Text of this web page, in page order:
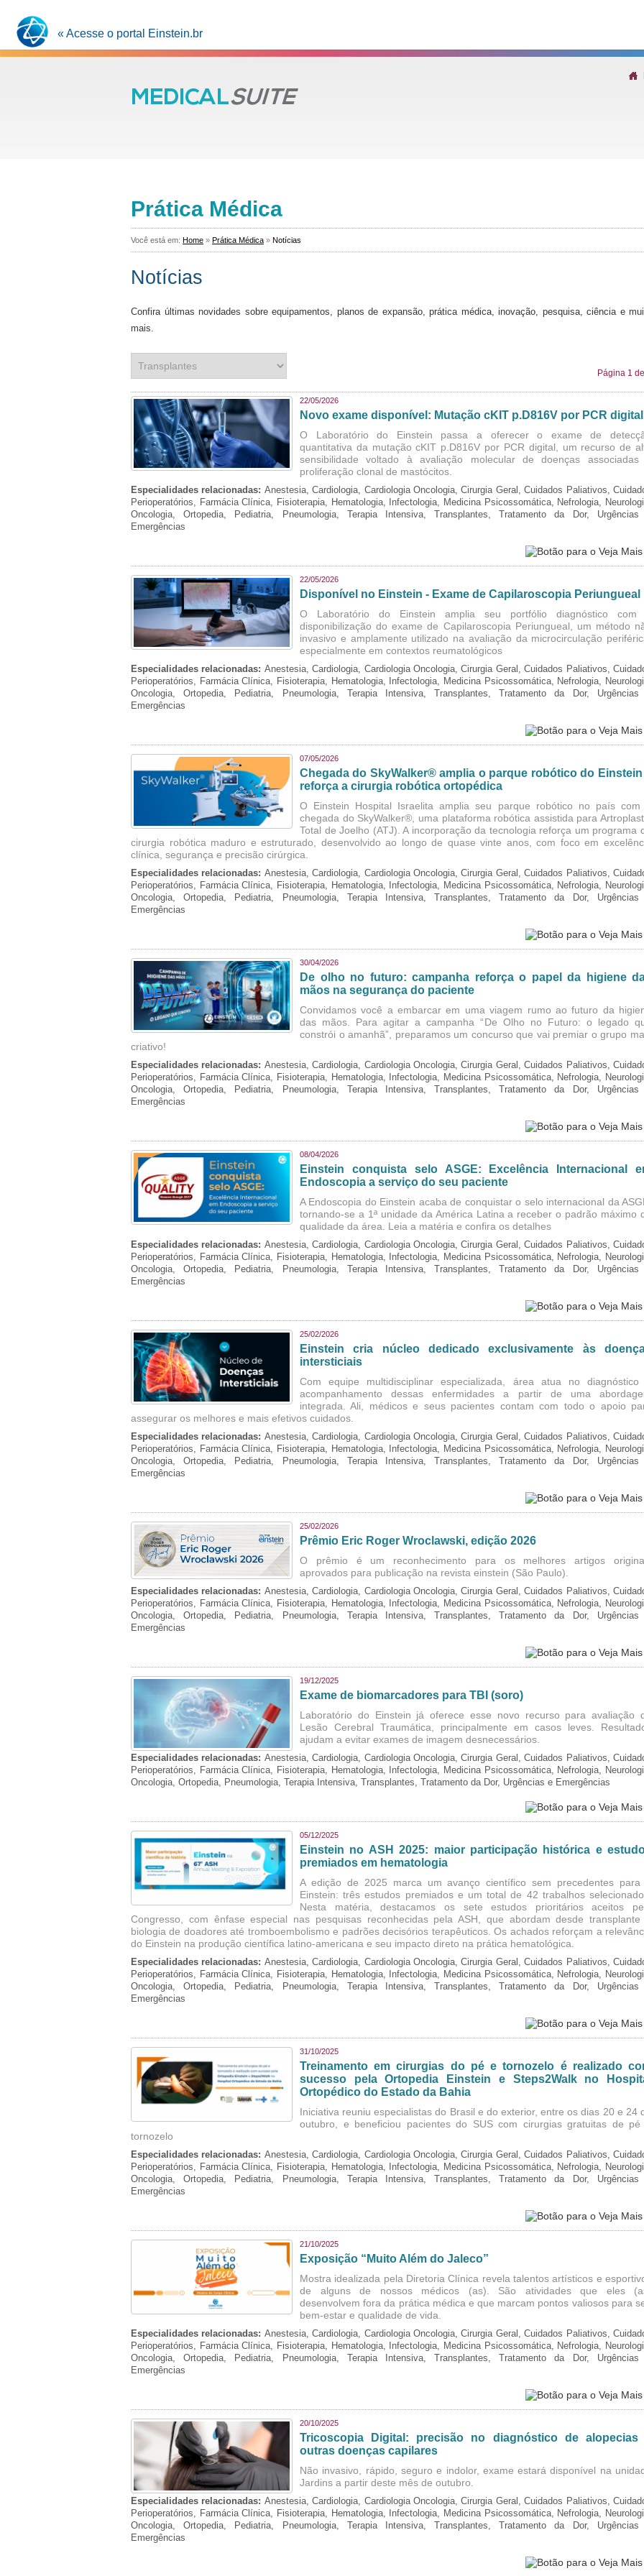
« Acesse o portal Einstein.br
Prática Médica
Você está em: Home » Prática Médica » Notícias
Notícias
Confira últimas novidades sobre equipamentos, planos de expansão, prática médica, inovação, pesquisa, ciência e
mais. ​​​​​​​​​​​​​​​​​​​​​​​​​​​​​​​​​​​​​​​​​​​​​​​​​​​​​​​​​​
Página 1
22/05/2026
Novo exame disponível: Mutação cKIT p.D816V por PCR digital
O Laboratório do Einstein passa a oferecer o exame de
quantitativa da mutação cKIT p.D816V por PCR digital, um recurso de
sensibilidade voltado à avaliação molecular de doenças associadas
proliferação clonal de mastócitos.
Especialidades relacionadas: Anestesia, Cardiologia, Cardiologia Oncologia, Cirurgia Geral, Cuidados Paliativos,
Perioperatórios, Farmácia Clínica, Fisioterapia, Hematologia, Infectologia, Medicina Psicossomática, Nefrologia,
Oncologia, Ortopedia, Pediatria, Pneumologia, Terapia Intensiva, Transplantes, Tratamento da Dor,
Emergências
22/05/2026
Disponível no Einstein - Exame de Capilaroscopia Periungueal
O Laboratório do Einstein amplia seu portfólio diagnóstico com
disponibilização do exame de Capilaroscopia Periungueal, um método
invasivo e amplamente utilizado na avaliação da microcirculação
especialmente em contextos reumatológicos
Especialidades relacionadas: Anestesia, Cardiologia, Cardiologia Oncologia, Cirurgia Geral, Cuidados Paliativos,
Perioperatórios, Farmácia Clínica, Fisioterapia, Hematologia, Infectologia, Medicina Psicossomática, Nefrologia,
Oncologia, Ortopedia, Pediatria, Pneumologia, Terapia Intensiva, Transplantes, Tratamento da Dor,
Emergências
07/05/2026
Chegada do SkyWalker® amplia o parque robótico do Einstein
reforça a cirurgia robótica ortopédica
O Einstein Hospital Israelita amplia seu parque robótico no país com
chegada do SkyWalker®, uma plataforma robótica assistida para
Total de Joelho (ATJ). A incorporação da tecnologia reforça um programa
cirurgia robótica maduro e estruturado, desenvolvido ao longo de quase vinte anos, com foco em
clínica, segurança e precisão cirúrgica.
Especialidades relacionadas: Anestesia, Cardiologia, Cardiologia Oncologia, Cirurgia Geral, Cuidados Paliativos,
Perioperatórios, Farmácia Clínica, Fisioterapia, Hematologia, Infectologia, Medicina Psicossomática, Nefrologia,
Oncologia, Ortopedia, Pediatria, Pneumologia, Terapia Intensiva, Transplantes, Tratamento da Dor,
Emergências
30/04/2026
De olho no futuro: campanha reforça o papel da higiene
mãos na segurança do paciente
Convidamos você a embarcar em uma viagem rumo ao futuro da
das mãos. Para agitar a campanha “De Olho no Futuro: o legado
constrói o amanhã”, preparamos um concurso que vai premiar o grupo
criativo!
Especialidades relacionadas: Anestesia, Cardiologia, Cardiologia Oncologia, Cirurgia Geral, Cuidados Paliativos,
Perioperatórios, Farmácia Clínica, Fisioterapia, Hematologia, Infectologia, Medicina Psicossomática, Nefrologia,
Oncologia, Ortopedia, Pediatria, Pneumologia, Terapia Intensiva, Transplantes, Tratamento da Dor,
Emergências
08/04/2026
Einstein conquista selo ASGE: Excelência Internacional
Endoscopia a serviço do seu paciente
A Endoscopia do Einstein acaba de conquistar o selo internacional da
tornando-se a 1ª unidade da América Latina a receber o padrão máximo
qualidade da área. Leia a matéria e confira os detalhes
Especialidades relacionadas: Anestesia, Cardiologia, Cardiologia Oncologia, Cirurgia Geral, Cuidados Paliativos,
Perioperatórios, Farmácia Clínica, Fisioterapia, Hematologia, Infectologia, Medicina Psicossomática, Nefrologia,
Oncologia, Ortopedia, Pediatria, Pneumologia, Terapia Intensiva, Transplantes, Tratamento da Dor,
Emergências
25/02/2026
Einstein cria núcleo dedicado exclusivamente às
intersticiais
Com equipe multidisciplinar especializada, área atua no diagnóstico
acompanhamento dessas enfermidades a partir de uma
integrada. Ali, médicos e seus pacientes contam com todo o apoio
assegurar os melhores e mais efetivos cuidados.
Especialidades relacionadas: Anestesia, Cardiologia, Cardiologia Oncologia, Cirurgia Geral, Cuidados Paliativos,
Perioperatórios, Farmácia Clínica, Fisioterapia, Hematologia, Infectologia, Medicina Psicossomática, Nefrologia,
Oncologia, Ortopedia, Pediatria, Pneumologia, Terapia Intensiva, Transplantes, Tratamento da Dor,
Emergências
25/02/2026
Prêmio Eric Roger Wroclawski, edição 2026
O prêmio é um reconhecimento para os melhores artigos
aprovados para publicação na revista einstein (São Paulo).
Especialidades relacionadas: Anestesia, Cardiologia, Cardiologia Oncologia, Cirurgia Geral, Cuidados Paliativos,
Perioperatórios, Farmácia Clínica, Fisioterapia, Hematologia, Infectologia, Medicina Psicossomática, Nefrologia,
Oncologia, Ortopedia, Pediatria, Pneumologia, Terapia Intensiva, Transplantes, Tratamento da Dor,
Emergências
19/12/2025
Exame de biomarcadores para TBI (soro)
Laboratório do Einstein já oferece esse novo recurso para avaliação
Lesão Cerebral Traumática, principalmente em casos leves.
ajudam a evitar exames de imagem desnecessários.
Especialidades relacionadas: Anestesia, Cardiologia, Cardiologia Oncologia, Cirurgia Geral, Cuidados Paliativos,
Perioperatórios, Farmácia Clínica, Fisioterapia, Hematologia, Infectologia, Medicina Psicossomática, Nefrologia,
Oncologia, Ortopedia, Pneumologia, Terapia Intensiva, Transplantes, Tratamento da Dor, Urgências e Emergências
05/12/2025
Einstein no ASH 2025: maior participação histórica e
premiados em hematologia
A edição de 2025 marca um avanço científico sem precedentes para
Einstein: três estudos premiados e um total de 42 trabalhos
Nesta matéria, destacamos os sete estudos prioritários aceitos
Congresso, com ênfase especial nas pesquisas reconhecidas pela ASH, que abordam desde transplante
biologia de doadores até tromboembolismo e padrões decisórios terapêuticos. Os achados reforçam a
do Einstein na produção científica latino-americana e seu impacto direto na prática hematológica.
Especialidades relacionadas: Anestesia, Cardiologia, Cardiologia Oncologia, Cirurgia Geral, Cuidados Paliativos,
Perioperatórios, Farmácia Clínica, Fisioterapia, Hematologia, Infectologia, Medicina Psicossomática, Nefrologia,
Oncologia, Ortopedia, Pediatria, Pneumologia, Terapia Intensiva, Transplantes, Tratamento da Dor,
Emergências
31/10/2025
Treinamento em cirurgias do pé e tornozelo é realizado
sucesso pela Ortopedia Einstein e Steps2Walk no
Ortopédico do Estado da Bahia
Iniciativa reuniu especialistas do Brasil e do exterior, entre os dias 20 e 24
outubro, e beneficiou pacientes do SUS com cirurgias gratuitas de pé
tornozelo
Especialidades relacionadas: Anestesia, Cardiologia, Cardiologia Oncologia, Cirurgia Geral, Cuidados Paliativos,
Perioperatórios, Farmácia Clínica, Fisioterapia, Hematologia, Infectologia, Medicina Psicossomática, Nefrologia,
Oncologia, Ortopedia, Pediatria, Pneumologia, Terapia Intensiva, Transplantes, Tratamento da Dor,
Emergências
21/10/2025
Exposição “Muito Além do Jaleco”
Mostra idealizada pela Diretoria Clínica revela talentos artísticos e
de alguns de nossos médicos (as). São atividades que eles
desenvolvem fora da prática médica e que marcam pontos valiosos para
bem-estar e qualidade de vida.
Especialidades relacionadas: Anestesia, Cardiologia, Cardiologia Oncologia, Cirurgia Geral, Cuidados Paliativos,
Perioperatórios, Farmácia Clínica, Fisioterapia, Hematologia, Infectologia, Medicina Psicossomática, Nefrologia,
Oncologia, Ortopedia, Pediatria, Pneumologia, Terapia Intensiva, Transplantes, Tratamento da Dor,
Emergências
20/10/2025
Tricoscopia Digital: precisão no diagnóstico de alopecias
outras doenças capilares
Não invasivo, rápido, seguro e indolor, exame estará disponível na
Jardins a partir deste mês de outubro.
Especialidades relacionadas: Anestesia, Cardiologia, Cardiologia Oncologia, Cirurgia Geral, Cuidados Paliativos,
Perioperatórios, Farmácia Clínica, Fisioterapia, Hematologia, Infectologia, Medicina Psicossomática, Nefrologia,
Oncologia, Ortopedia, Pediatria, Pneumologia, Terapia Intensiva, Transplantes, Tratamento da Dor,
Emergências